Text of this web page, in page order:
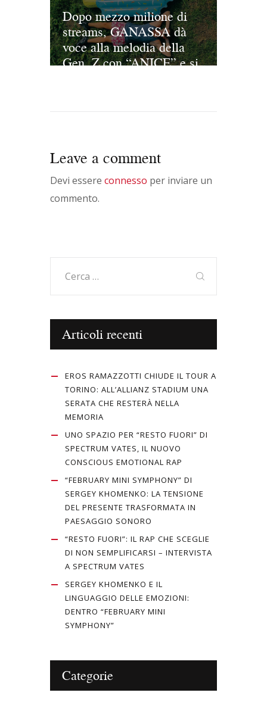
Dopo mezzo milione di
streams, GANASSA dà
voce alla melodia della
Gen. Z con “ANICE” e si
Leave a comment
Devi essere connesso per inviare un
commento.
per:
Articoli recenti
EROS RAMAZZOTTI CHIUDE IL TOUR A
TORINO: ALL’ALLIANZ STADIUM UNA
SERATA CHE RESTERÀ NELLA
MEMORIA
UNO SPAZIO PER “RESTO FUORI” DI
SPECTRUM VATES, IL NUOVO
CONSCIOUS EMOTIONAL RAP
“FEBRUARY MINI SYMPHONY” DI
SERGEY KHOMENKO: LA TENSIONE
DEL PRESENTE TRASFORMATA IN
PAESAGGIO SONORO
“RESTO FUORI”: IL RAP CHE SCEGLIE
DI NON SEMPLIFICARSI – INTERVISTA
A SPECTRUM VATES
SERGEY KHOMENKO E IL
LINGUAGGIO DELLE EMOZIONI:
DENTRO “FEBRUARY MINI
SYMPHONY”
Categorie